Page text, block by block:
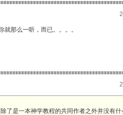
那么一听，而已。。。。
了是一本神学教程的共同作者之外并没有